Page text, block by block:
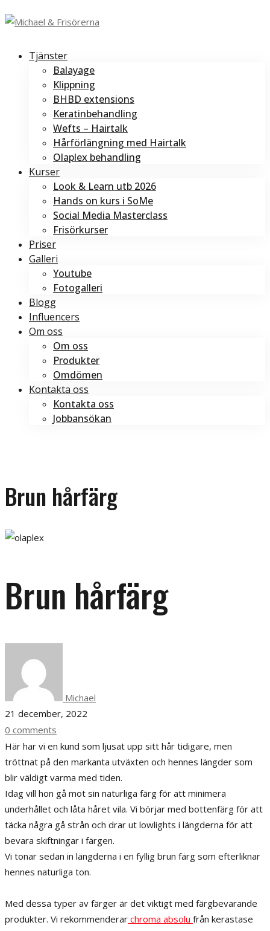
Tjänster
Balayage
Klippning
BHBD extensions
Keratinbehandling
Wefts – Hairtalk
Hårförlängning med Hairtalk
Olaplex behandling
Kurser
Look & Learn utb 2026
Hands on kurs i SoMe
Social Media Masterclass
Frisörkurser
Priser
Galleri
Youtube
Fotogalleri
Blogg
Influencers
Om oss
Om oss
Produkter
Omdömen
Kontakta oss
Kontakta oss
Jobbansökan
Brun hårfärg
Brun hårfärg
Michael
21 december, 2022
0 comments
Här har vi en kund som ljusat upp sitt hår tidigare, men
tröttnat på den markanta utväxten och hennes längder som
blir väldigt varma med tiden.
Idag vill hon gå mot sin naturliga färg för att minimera
underhållet och låta håret vila. Vi börjar med bottenfärg för att
täcka några gå strån och drar ut lowlights i längderna för att
bevara skiftningar i färgen.
Vi tonar sedan in längderna i en fyllig brun färg som efterliknar
hennes naturliga ton.
Med dessa typer av färger är det viktigt med färgbevarande
produkter. Vi rekommenderar chroma absolu från kerastase